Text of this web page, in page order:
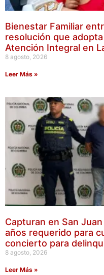
Bienestar Familiar
resolución que
Atención Integral en
8 agosto, 2026
Leer Más »
Capturan en San
años requerido para
concierto para
8 agosto, 2026
Leer Más »